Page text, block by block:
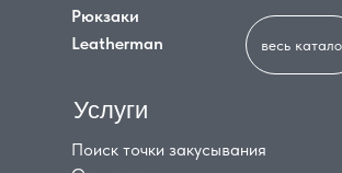
Рюкзаки
Leatherman
Поиск точки закусывания
Услуги
весь